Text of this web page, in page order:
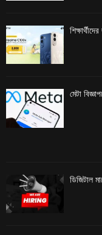
মেটা
ডিজিটাল